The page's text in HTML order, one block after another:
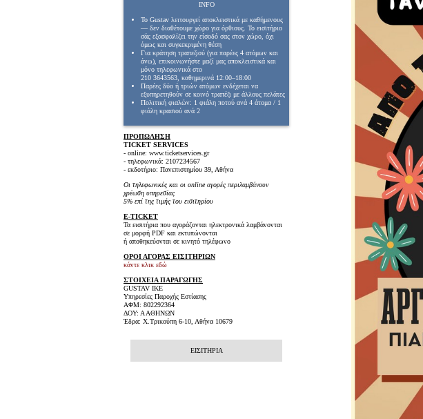
INFO
Το Gustav λειτουργεί αποκλειστικά με καθήμενους
— δεν διαθέτουμε χώρο για όρθιους. Το εισιτήριο
σάς εξασφαλίζει την είσοδό σας στον χώρο, όχι
όμως και συγκεκριμένη θέση
Για κράτηση τραπεζιού (για παρέες 4 ατόμων και
άνω), επικοινωνήστε μαζί μας αποκλειστικά και
μόνο τηλεφωνικά στο
210 3643563, καθημερινά 12:00–18:00
Παρέες δύο ή τριών ατόμων ενδέχεται να
εξυπηρετηθούν σε κοινό τραπέζι με άλλους πελάτες
Πολιτική φιαλών: 1 φιάλη ποτού ανά 4 άτομα / 1
φιάλη κρασιού ανά 2
ΠΡΟΠΩΛΗΣΗ
TICKET SERVICES
- online: www.ticketservices.gr
- τηλεφωνικά: 2107234567
- εκδοτήριο: Πανεπιστημίου 39, Αθήνα
Οι τηλεφωνικές και οι online αγορές περιλαμβάνουν
χρέωση υπηρεσίας
5% επί της τιμής του εισιτηρίου
E-TICKET
Τα εισιτήρια που αγοράζονται ηλεκτρονικά λαμβάνονται
σε μορφή PDF και εκτυπώνονται
ή αποθηκεύονται σε κινητό τηλέφωνο
ΟΡΟΙ ΑΓΟΡΑΣ ΕΙΣΙΤΗΡΙΩΝ
κάντε κλικ εδώ
ΣΤΟΙΧΕΙΑ ΠΑΡΑΓΩΓΗΣ
GUSTAV IKE
Υπηρεσίες Παροχής Εστίασης
AΦΜ: 802292364
ΔΟΥ: Α ΑΘΗΝΩΝ
Έδρα: Χ.Τρικούπη 6-10, Αθήνα 10679
ΕΙΣΙΤΗΡΙΑ